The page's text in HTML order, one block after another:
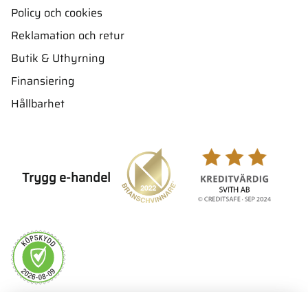
Policy och cookies
Reklamation och retur
Butik & Uthyrning
Finansiering
Hållbarhet
Trygg e-handel